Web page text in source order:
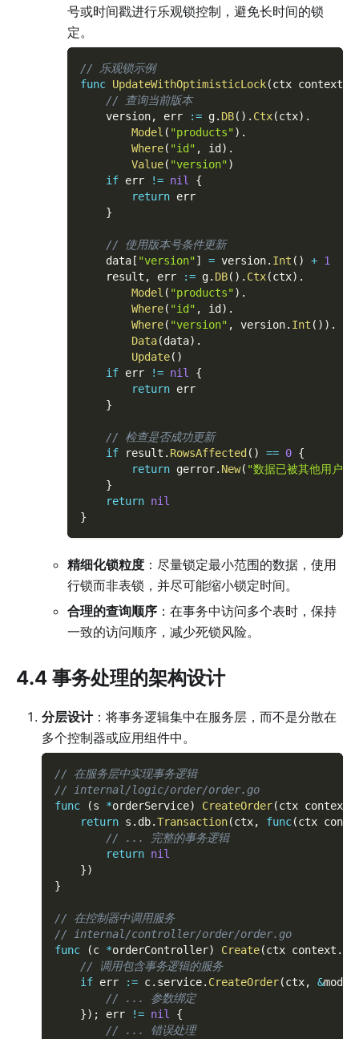
号或时间戳进行乐观锁控制，避免长时间的锁
定。
// 乐观锁示例
func UpdateWithOptimisticLock(ctx context
// 查询当前版本
	version
, err := g. DB( ) . Ctx(ctx) .
Model ( "products") .
Where( "id" , id ) .
Value( "version")
if err != nil
{
return err
}
// 使用版本号条件更新
	data
[ "version"] = version. Int ( ) + 1
	result
, err := g. DB( ) . Ctx(ctx) .
Model ( "products") .
Where( "id" , id ) .
Where( "version" , version. Int ( ) ) .
Data(data) .
Update( )
if err != nil
{
return err
}
// 检查是否成功更新
if result . RowsAffected ( ) == 0 {
return gerror. New( "数据已被其他用户
}
return nil
}
精细化锁粒度 ：尽量锁定最小范围的数据，使用
行锁而非表锁，并尽可能缩小锁定时间。
合理的查询顺序 ：在事务中访问多个表时，保持
一致的访问顺序，减少死锁风险。
4.4 事务处理的架构设计
分层设计：将事务逻辑集中在服务层，而不是分散在
多个控制器或应用组件中。
// 在服务层中实现事务逻辑
// internal/logic/order/order.go
func
(s *orderService) CreateOrder(ctx context
return s . db.Transaction(ctx, func(ctx
// ... 完整的事务逻辑
return nil
})
}
// 在控制器中调用服务
// internal/controller/order/order.go
func
(c *orderController) Create(ctx context .
// 调用包含事务逻辑的服务
if err := c. service. CreateOrder(ctx, &model
// ... 参数绑定
}) ; err != nil
{
// ... 错误处理